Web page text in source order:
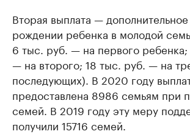
Вторая выплата —
рождении ребенка в молодой
6 тыс. руб. — на первого ребенка;
— на второго; 18 тыс. руб. — на
последующих). В 2020 году
предоставлена 8986 семьям при
семей. В 2019 году эту меру
получили 15716 семей.